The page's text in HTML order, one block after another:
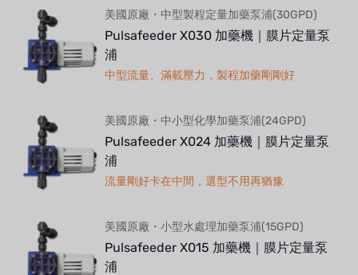
美國原廠・中型製程定量加藥泵浦(30GPD)
Pulsafeeder X030 加藥機｜膜片定量泵
浦
中型流量、滿載壓力，製程加藥剛剛好
美國原廠・中小型化學加藥泵浦(24GPD)
Pulsafeeder X024 加藥機｜膜片定量泵
浦
流量剛好卡在中間，選型不用再猶豫
美國原廠・小型水處理加藥泵浦(15GPD)
Pulsafeeder X015 加藥機｜膜片定量泵
浦